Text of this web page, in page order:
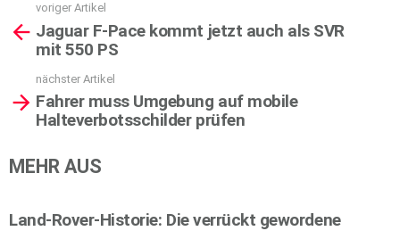
more
voriger Artikel
Jaguar F-Pace kommt jetzt auch als SVR
mit 550 PS
nächster Artikel
Fahrer muss Umgebung auf mobile
Halteverbotsschilder prüfen
MEHR AUS
Land-Rover-Historie: Die verrückt gewordene